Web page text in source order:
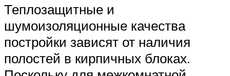
Теплозащитные и
шумоизоляционные качества
постройки зависят от наличия
полостей в кирпичных блоках.